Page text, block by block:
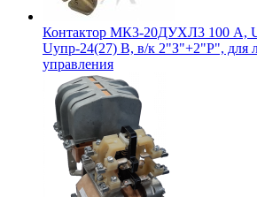
Контактор МК3-20ДУХЛ3 100 А,
Uупр-24(27) В, в/к 2"З"+2"Р", для
управления